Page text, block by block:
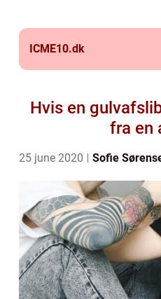
ICME10.dk
Hvis en
fra en
25 june 2020 Sofie